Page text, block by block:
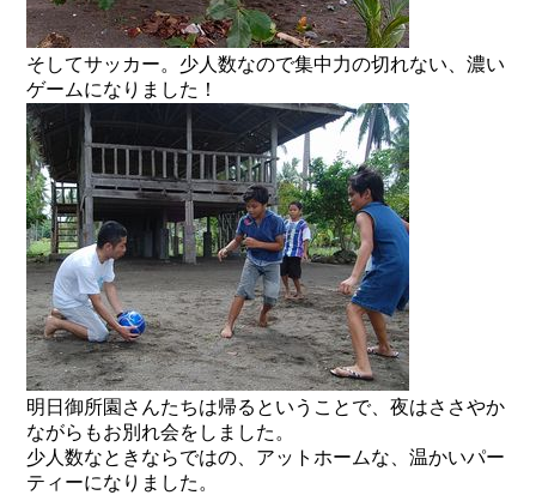
そしてサッカー。少人数なので集中力の切れない、濃い
ゲームになりました！
明日御所園さんたちは帰るということで、夜はささやか
ながらもお別れ会をしました。
少人数なときならではの、アットホームな、温かいパー
ティーになりました。